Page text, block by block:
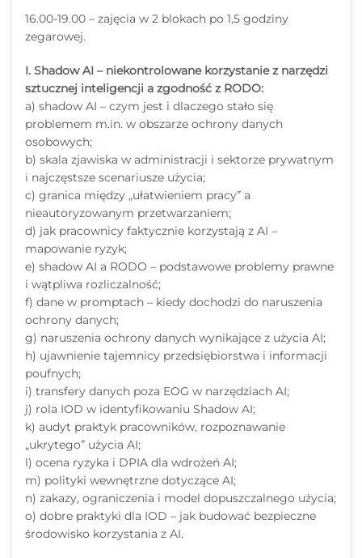
16.00-19.00 – zajęcia w 2 blokach po 1,5 godziny
zegarowej.
I. Shadow AI – niekontrolowane korzystanie z narzędzi
sztucznej inteligencji a zgodność z RODO:
a) shadow AI – czym jest i dlaczego stało się
problemem m.in. w obszarze ochrony danych
osobowych;
b) skala zjawiska w administracji i sektorze prywatnym
i najczęstsze scenariusze użycia;
c) granica między „ułatwieniem pracy” a
nieautoryzowanym przetwarzaniem;
d) jak pracownicy faktycznie korzystają z AI –
mapowanie ryzyk;
e) shadow AI a RODO – podstawowe problemy prawne
i wątpliwa rozliczalność;
f) dane w promptach – kiedy dochodzi do naruszenia
ochrony danych;
g) naruszenia ochrony danych wynikające z użycia AI;
h) ujawnienie tajemnicy przedsiębiorstwa i informacji
poufnych;
i) transfery danych poza EOG w narzędziach AI;
j) rola IOD w identyfikowaniu Shadow AI;
k) audyt praktyk pracowników, rozpoznawanie
„ukrytego” użycia AI;
l) ocena ryzyka i DPIA dla wdrożeń AI;
m) polityki wewnętrzne dotyczące AI;
n) zakazy, ograniczenia i model dopuszczalnego użycia;
o) dobre praktyki dla IOD – jak budować bezpieczne
środowisko korzystania z AI.